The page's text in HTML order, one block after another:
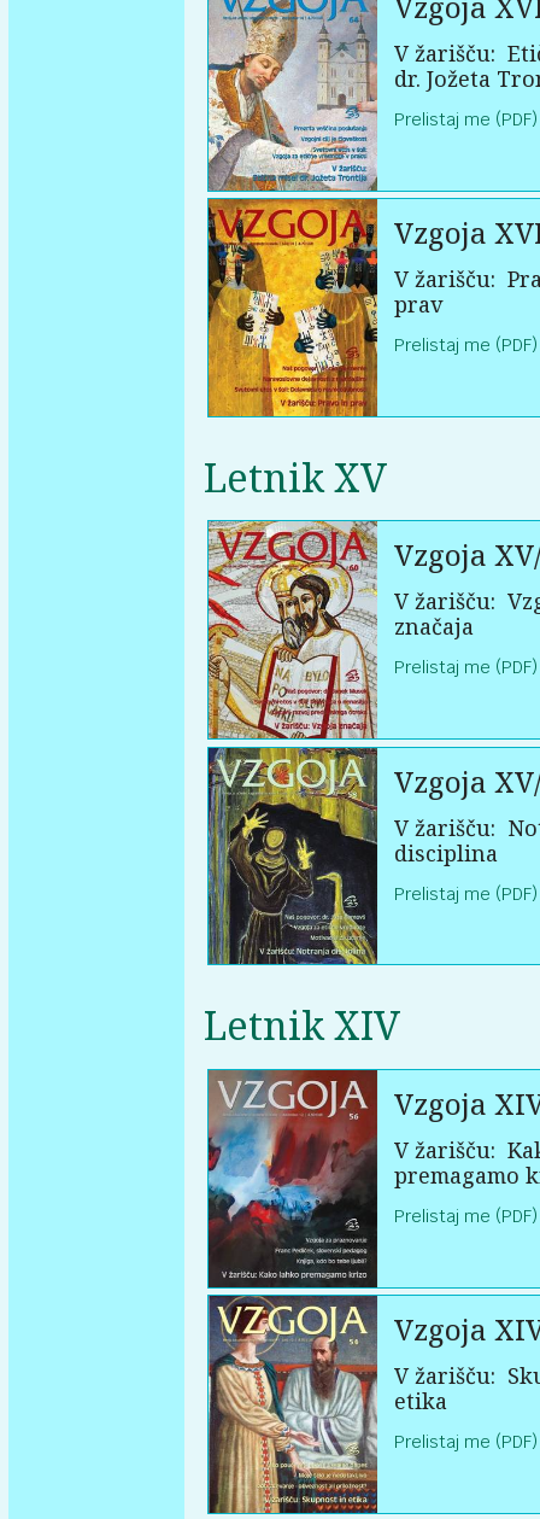
V žarišču:
dr. Jožeta
Prelistaj me (PDF)
Vzgoja
V žarišču:
prav
Prelistaj me (PDF)
Letnik XV
Vzgoja
V žarišču:
značaja
Prelistaj me (PDF)
Vzgoja
V žarišču:
disciplina
Prelistaj me (PDF)
Letnik XIV
Vzgoja
V žarišču:
premagamo
Prelistaj me (PDF)
Vzgoja
V žarišču:
etika
Prelistaj me (PDF)